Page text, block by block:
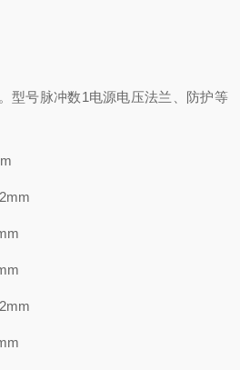
型号脉冲数1电源电压法兰、防护等